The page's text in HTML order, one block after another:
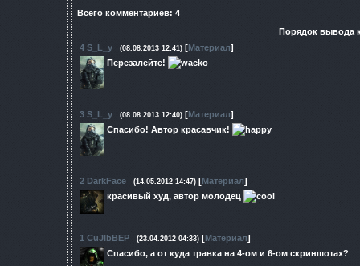
Всего комментариев: 4
Порядок вывода
4 S_L_y (08.08.2013 12:41) [Материал]
Перезалейте!
3 S_L_y (08.08.2013 12:40) [Материал]
Спасибо! Автор красавчик!
2 DarkFace (14.05.2012 14:47) [Материал]
красивый худ, автор молодец
1 CuJIbBEP (23.04.2012 04:33) [Материал]
Спасибо, а от куда травка на 4-ом и 6-ом скриншотах?